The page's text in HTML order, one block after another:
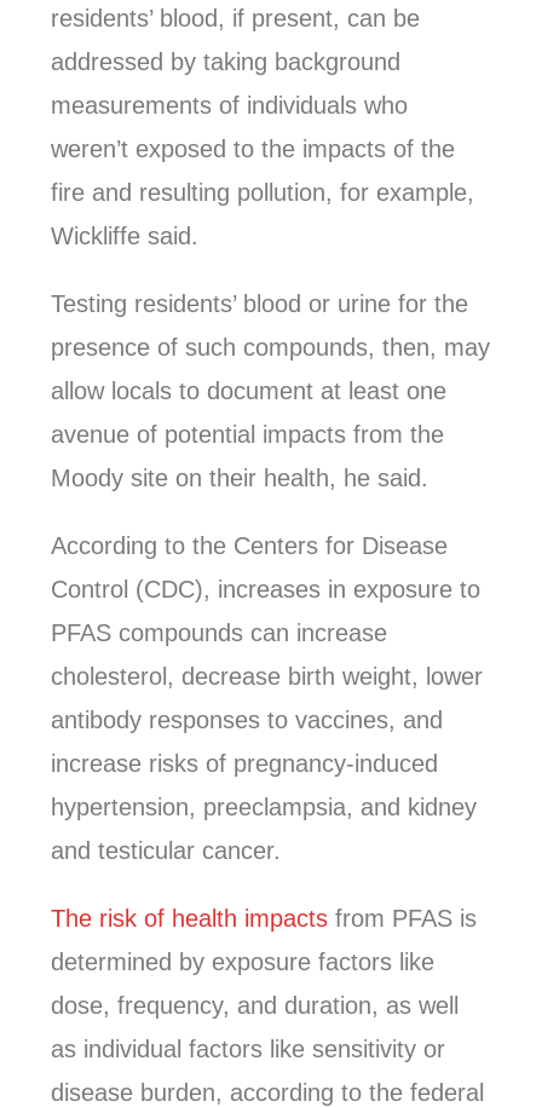
residents’ blood, if present, can be
addressed by taking background
measurements of individuals who
weren’t exposed to the impacts of the
fire and resulting pollution, for example,
Wickliffe said.
Testing residents’ blood or urine for the
presence of such compounds, then, may
allow locals to document at least one
avenue of potential impacts from the
Moody site on their health, he said.
According to the Centers for Disease
Control (CDC), increases in exposure to
PFAS compounds can increase
cholesterol, decrease birth weight, lower
antibody responses to vaccines, and
increase risks of pregnancy-induced
hypertension, preeclampsia, and kidney
and testicular cancer.
The risk of health impacts from PFAS is
determined by exposure factors like
dose, frequency, and duration, as well
as individual factors like sensitivity or
disease burden, according to the federal